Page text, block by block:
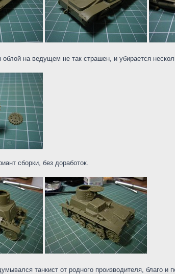
на ведущем не так страшен, и убирается
сборки, без доработок.
танкист от родного производителя, благо и